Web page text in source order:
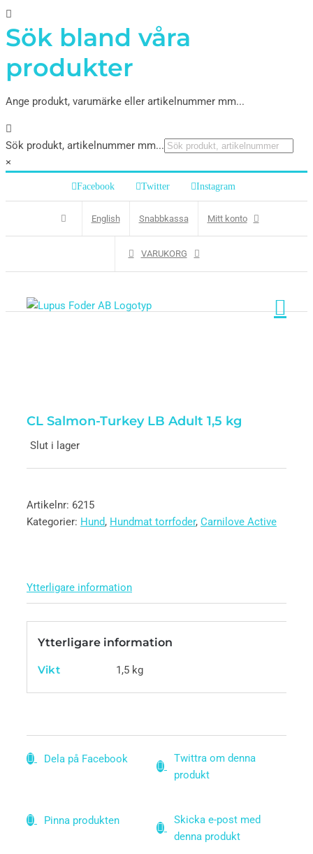
Sök bland våra
produkter
Ange produkt, varumärke eller artikelnummer mm...
Sök produkt, artikelnummer mm...
×
Facebook Twitter Instagram
English Snabbkassa Mitt konto
VARUKORG
CL Salmon-Turkey LB Adult 1,5 kg
Slut i lager
Artikelnr: 6215
Kategorier: Hund, Hundmat torrfoder, Carnilove Active
Ytterligare information
Ytterligare information
Vikt 1,5 kg
Dela på Facebook
Twittra om denna
produkt
Pinna produkten
Skicka e-post med
denna produkt